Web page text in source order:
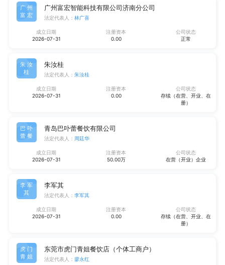
广州
富宏
广州富宏智能科技有限公司济南分公司
法定代表人： 林广喜
成立日期
2026-07-31
注册资本
0.00
公司状态
正常
朱汝
桂
朱汝桂
法定代表人： 朱汝桂
成立日期
2026-07-31
注册资本
0.00
公司状态
存续（在营、开业、在
册）
巴卟
蕾餐
青岛巴卟蕾餐饮有限公司
法定代表人： 周廷华
成立日期
2026-07-31
注册资本
50.00万
公司状态
在营（开业）企业
李军
其
李军其
法定代表人： 李军其
成立日期
2026-07-31
注册资本
0.00
公司状态
存续（在营、开业、在
册）
虎门
青姐
东莞市虎门青姐餐饮店（个体工商户）
法定代表人： 廖永红